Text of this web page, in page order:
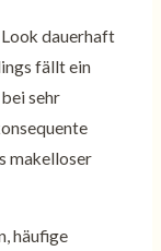
dauerhaft
fällt ein
sehr
makelloser
häufige